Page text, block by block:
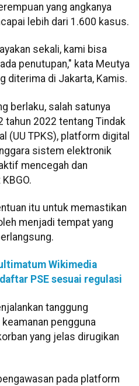
yang angkanya
lebih dari 1.600 kasus.
sekali, kami bisa
penutupan," kata Meutya
diterima di Jakarta, Kamis.
berlaku, salah satunya
tahun 2022 tentang Tindak
(UU TPKS), platform digital
sistem elektronik
mencegah dan
itu untuk memastikan
menjadi tempat yang
Wikimedia
PSE sesuai regulasi
tanggung
pengguna
yang jelas dirugikan
pada platform